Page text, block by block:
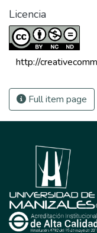
Licencia
http://
Full item page